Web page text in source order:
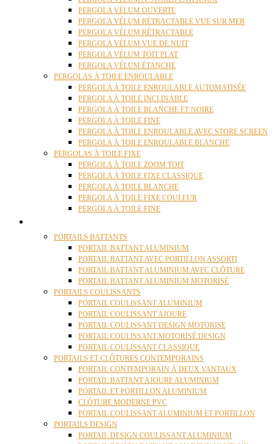
PERGOLA VÉLUM OUVERTE
PERGOLA VÉLUM RÉTRACTABLE VUE SUR MER
PERGOLA VÉLUM RÉTRACTABLE
PERGOLA VÉLUM VUE DE NUIT
PERGOLA VÉLUM TOIT PLAT
PERGOLA VÉLUM ÉTANCHE
PERGOLAS À TOILE ENROULABLE
PERGOLA À TOILE ENROULABLE AUTOMATISÉE
PERGOLA À TOILE INCLINABLE
PERGOLA À TOILE BLANCHE ET NOIRE
PERGOLA À TOILE FINE
PERGOLA À TOILE ENROULABLE AVEC STORE SCREEN
PERGOLA À TOILE ENROULABLE BLANCHE
PERGOLAS À TOILE FIXE
PERGOLA À TOILE ZOOM TOIT
PERGOLA À TOILE FIXE CLASSIQUE
PERGOLA À TOILE BLANCHE
PERGOLA À TOILE FIXE COULEUR
PERGOLA À TOILE FINE
PORTAILS BATTANTS
PORTAIL BATTANT ALUMINIUM
PORTAIL BATTANT AVEC PORTILLON ASSORTI
PORTAIL BATTANT ALUMINIUM AVEC CLÔTURE
PORTAIL BATTANT ALUMINIUM MOTORISÉ
PORTAILS COULISSANTS
PORTAIL COULISSANT ALUMINIUM
PORTAIL COULISSANT AJOURE
PORTAIL COULISSANT DESIGN MOTORISE
PORTAIL COULISSANT MOTORISÉ DESIGN
PORTAIL COULISSANT CLASSIQUE
PORTAILS ET CLÔTURES CONTEMPORAINS
PORTAIL CONTEMPORAIN À DEUX VANTAUX
PORTAIL BATTANT AJOURE ALUMINIUM
PORTAIL ET PORTILLON ALUMINIUM
CLÔTURE MODERNE PVC
PORTAIL COULISSANT ALUMINIUM ET PORTILLON
PORTAILS DESIGN
PORTAIL DESIGN COULISSANT ALUMINIUM